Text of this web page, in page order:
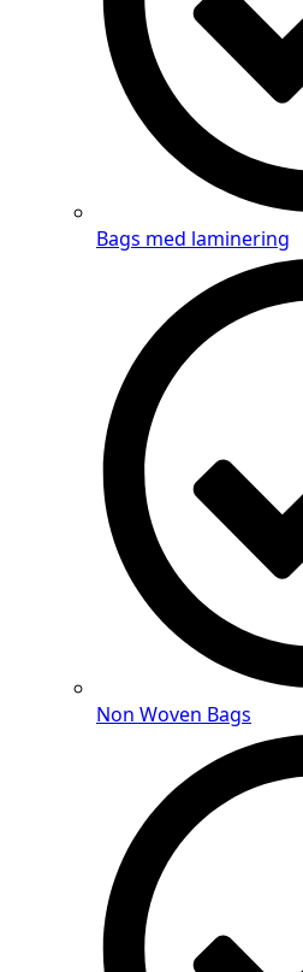
Bags med laminering
Non Woven Bags